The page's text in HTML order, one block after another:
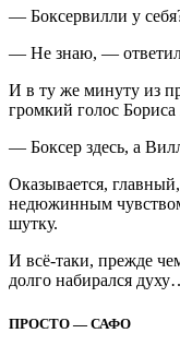
— Боксервилли у
— Не знаю, — ответил
И в ту же минуту из
громкий голос
— Боксер здесь, а
Оказывается,
недюжинным
шутку.
И всё-таки, прежде
долго набирался
ПРОСТО — САФО